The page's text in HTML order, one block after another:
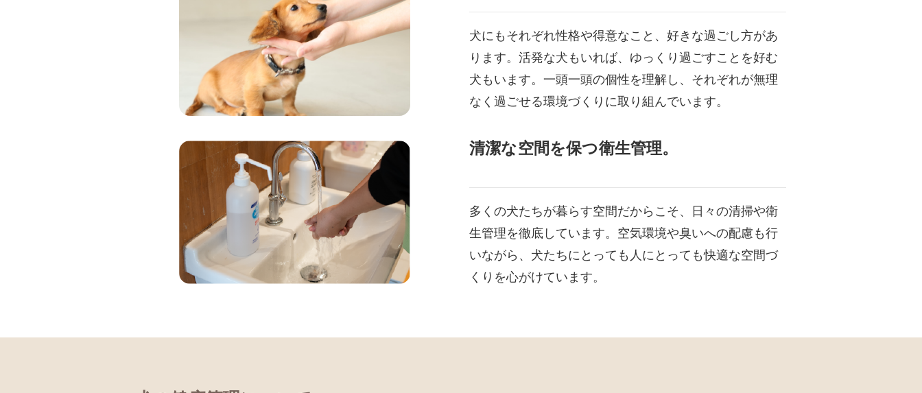
犬にもそれぞれ性格や得意なこと、好きな過ごし方があ
ります。活発な犬もいれば、ゆっくり過ごすことを好む
犬もいます。一頭一頭の個性を理解し、それぞれが無理
なく過ごせる環境づくりに取り組んでいます。
清潔な空間を保つ衛生管理。
多くの犬たちが暮らす空間だからこそ、日々の清掃や衛
生管理を徹底しています。空気環境や臭いへの配慮も行
いながら、犬たちにとっても人にとっても快適な空間づ
くりを心がけています。